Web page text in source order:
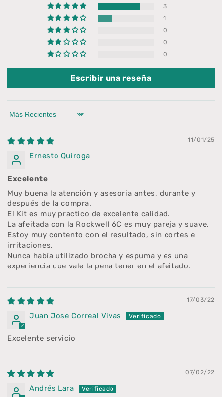
3
1
0
0
0
Escribir una reseña
Sort by
11/01/25
Ernesto Quiroga
Excelente
Muy buena la atención y asesoria antes, durante y
después de la compra.
El Kit es muy practico de excelente calidad.
La afeitada con la Rockwell 6C es muy pareja y suave.
Estoy muy contento con el resultado, sin cortes e
irritaciones.
Nunca había utilizado brocha y espuma y es una
experiencia que vale la pena tener en el afeitado.
17/03/22
Juan Jose Correal Vivas
Excelente servicio
07/02/22
Andrés Lara